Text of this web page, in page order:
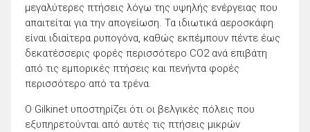
μεγαλύτερες πτήσεις λόγω της υψηλής ενέργειας που
απαιτείται για την απογείωση. Τα ιδιωτικά αεροσκάφη
είναι ιδιαίτερα ρυπογόνα, καθώς εκπέμπουν πέντε έως
δεκατέσσερις φορές περισσότερο CO2 ανά επιβάτη
από τις εμπορικές πτήσεις και πενήντα φορές
περισσότερο από τα τρένα.
Ο Gilkinet υποστηρίζει ότι οι βελγικές πόλεις που
εξυπηρετούνται από αυτές τις πτήσεις μικρών